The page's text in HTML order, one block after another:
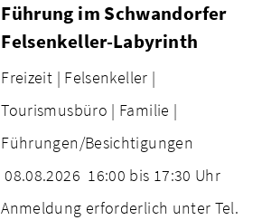
Führung im Schwandorfer
Felsenkeller-Labyrinth
Freizeit | Felsenkeller |
Tourismusbüro | Familie |
Führungen/Besichtigungen
08.08.2026 16:00 bis 17:30 Uhr
Anmeldung erforderlich unter Tel.